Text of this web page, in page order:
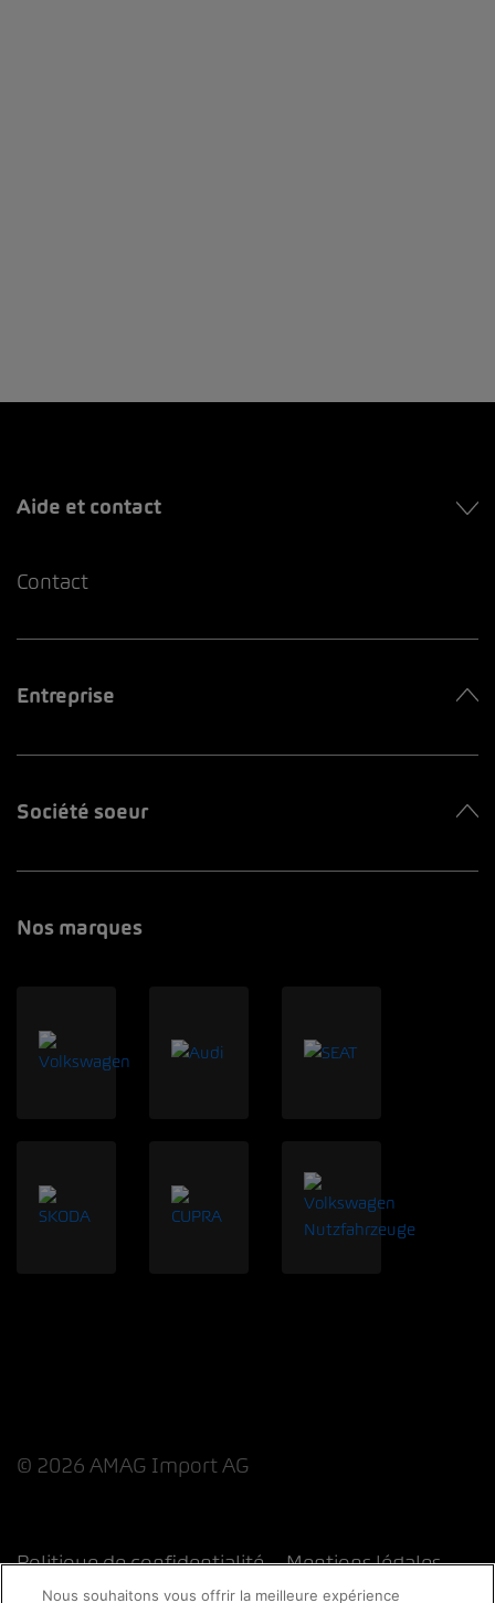
Aide et contact
Contact
Entreprise
Société soeur
Nos marques
© 2026 AMAG Import AG
Politique de confidentialité Mentions légales
Nous souhaitons vous offrir la meilleure expérience